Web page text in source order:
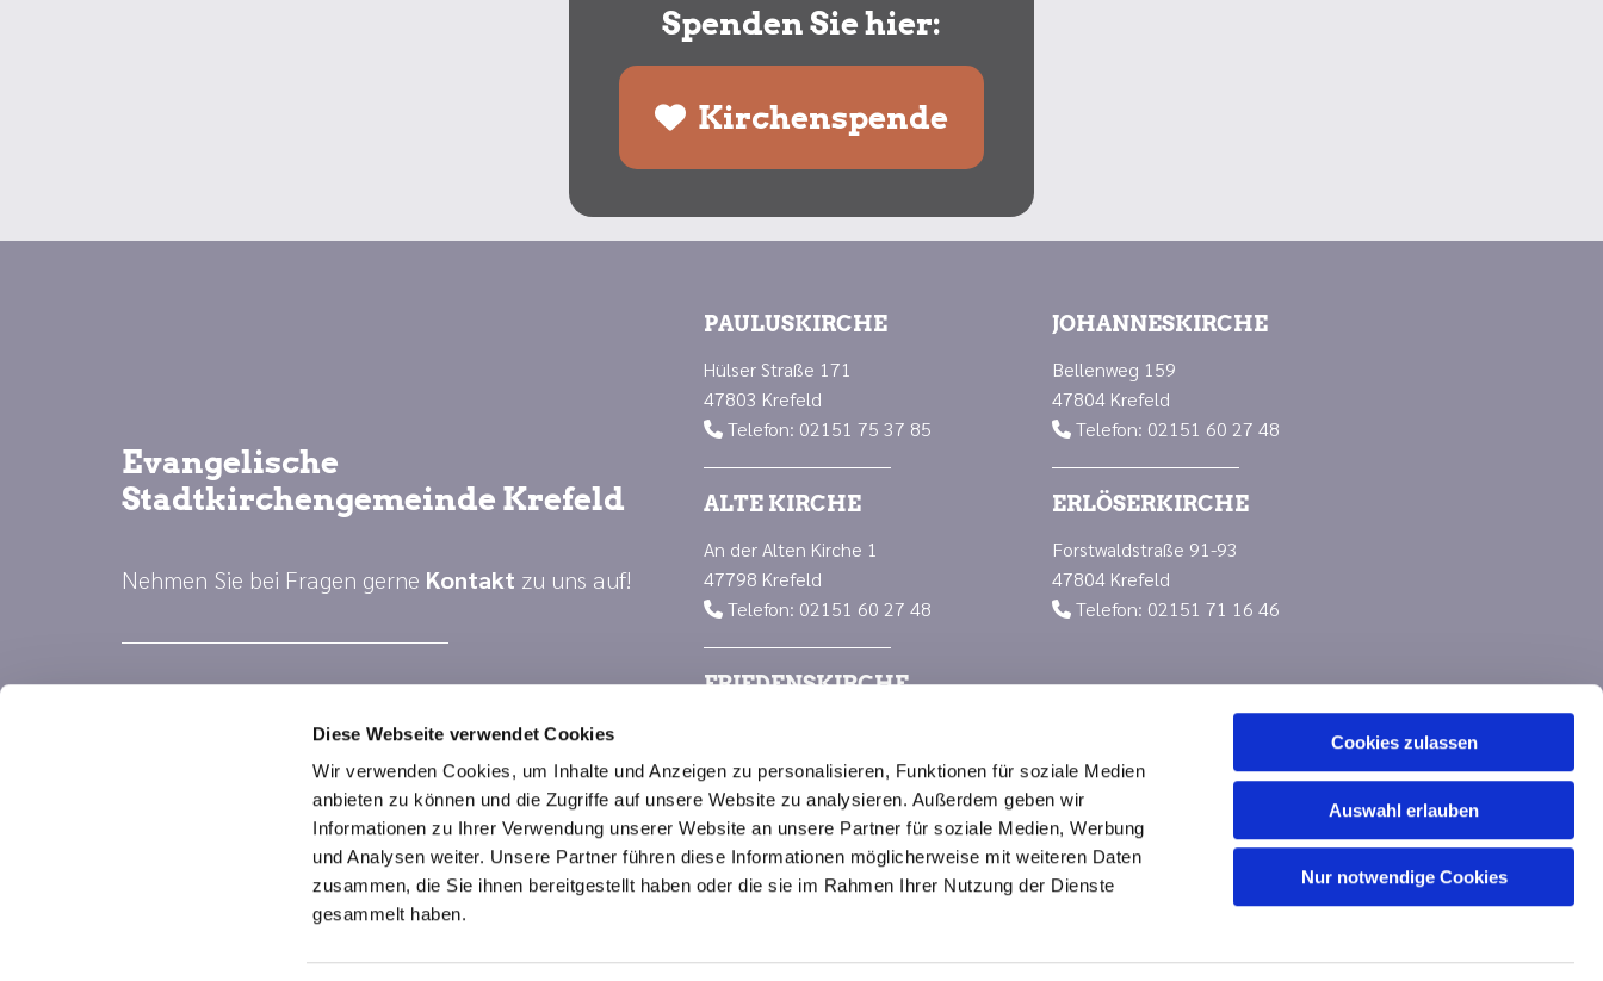
Diese Webseite verwendet Cookies
Wir verwenden Cookies, um Inhalte und Anzeigen zu personalisieren, Funktionen für soziale Medien
anbieten zu können und die Zugriffe auf unsere Website zu analysieren. Außerdem geben wir
Informationen zu Ihrer Verwendung unserer Website an unsere Partner für soziale Medien, Werbung
und Analysen weiter. Unsere Partner führen diese Informationen möglicherweise mit weiteren Daten
zusammen, die Sie ihnen bereitgestellt haben oder die sie im Rahmen Ihrer Nutzung der Dienste
gesammelt haben.
Cookies zulassen
Auswahl erlauben
Nur notwendige Cookies
Spenden Sie hier:
Kirchenspende
Evangelische
Stadtkirchengemeinde Krefeld
Nehmen Sie bei Fragen gerne Kontakt zu uns auf!
PAULUSKIRCHE
Hülser Straße 171
47803 Krefeld
Telefon: 02151 75 37 85
ALTE KIRCHE
An der Alten Kirche 1
47798 Krefeld
Telefon: 02151 60 27 48
FRIEDENSKIRCHE
 Telefon: 02151 66 88 23
JOHANNESKIRCHE
Bellenweg 159
47804 Krefeld
 Telefon: 02151 60 27 48
ERLÖSERKIRCHE
Forstwaldstraße 91-93
47804 Krefeld
 Telefon: 02151 71 16 46
Impressum Datenschutzerklärung ChurchDesk-Login